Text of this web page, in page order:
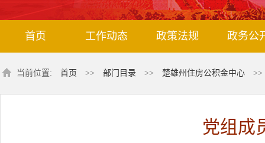
首页 工作动态 政策法规 政务公
当前位置: 首页 >> 部门目录 >> 楚雄州住房公积金中心 >>
党组成